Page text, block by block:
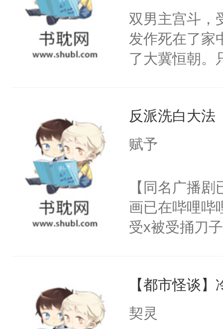
莲花可不止有
点脑袋，看着
常见问题一：
教科书版：“
母的微笑：“
留看着面前这
人，突然醒悟
卫天还没亮
腰：“陛下，
不好了！”“那
小白莲：“嘤
胡说，我没碰
双男主宫斗，
发作死在了家
了大冀恒朝。
惜被人暗害，
绝。主神知晓
朝，一个从
为三种性别。
构与男子相同
了一颗红色的
人，最终坐上
反派洗白大法
赋予
【同名广播
画已在哔哩哔
受x被受捅刀
病，一个个
上了还是无动
【都市怪谈
契灵